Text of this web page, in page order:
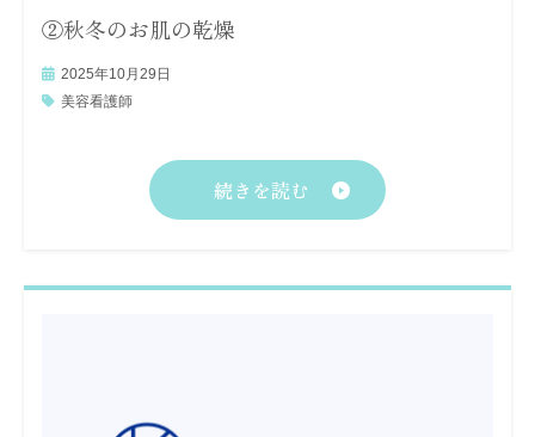
②秋冬のお肌の乾燥
2025年10月29日
美容看護師
続きを読む